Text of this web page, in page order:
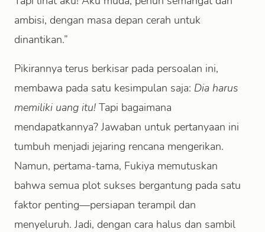
ambisi, dengan masa depan cerah untuk
dinantikan.”
Pikirannya terus berkisar pada persoalan ini,
membawa pada satu kesimpulan saja: Dia harus
memiliki uang itu! Tapi bagaimana
mendapatkannya? Jawaban untuk pertanyaan ini
tumbuh menjadi jejaring rencana mengerikan.
Namun, pertama-tama, Fukiya memutuskan
bahwa semua plot sukses bergantung pada satu
faktor penting—persiapan terampil dan
menyeluruh. Jadi, dengan cara halus dan sambil